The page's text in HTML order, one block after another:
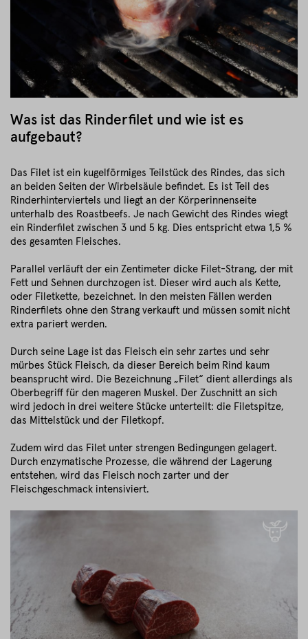
Was ist das Rinderfilet und wie ist es
aufgebaut?
Das Filet ist ein kugelförmiges Teilstück des Rindes, das sich
an beiden Seiten der Wirbelsäule befindet. Es ist Teil des
Rinderhinterviertels und liegt an der Körperinnenseite
unterhalb des Roastbeefs. Je nach Gewicht des Rindes wiegt
ein Rinderfilet zwischen 3 und 5 kg. Dies entspricht etwa 1,5 %
des gesamten Fleisches.
Parallel verläuft der ein Zentimeter dicke Filet-Strang, der mit
Fett und Sehnen durchzogen ist. Dieser wird auch als Kette,
oder Filetkette, bezeichnet. In den meisten Fällen werden
Rinderfilets ohne den Strang verkauft und müssen somit nicht
extra pariert werden.
Durch seine Lage ist das Fleisch ein sehr zartes und sehr
mürbes Stück Fleisch, da dieser Bereich beim Rind kaum
beansprucht wird. Die Bezeichnung „Filet“ dient allerdings als
Oberbegriff für den mageren Muskel. Der Zuschnitt an sich
wird jedoch in drei weitere Stücke unterteilt: die Filetspitze,
das Mittelstück und der Filetkopf.
Zudem wird das Filet unter strengen Bedingungen gelagert.
Durch enzymatische Prozesse, die während der Lagerung
entstehen, wird das Fleisch noch zarter und der
Fleischgeschmack intensiviert.